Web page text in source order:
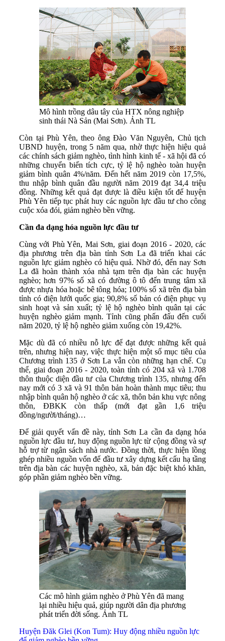
Mô hình trồng dâu tây của HTX nông nghiệp
sinh thái Nà Sản (Mai Sơn). Ảnh TL
Còn tại Phù Yên, theo ông Đào Văn Nguyên, Chủ tịch
UBND huyện, trong 5 năm qua, nhờ thực hiện hiệu quả
các chính sách giảm nghèo, tình hình kinh tế - xã hội đã có
những chuyển biến tích cực, tỷ lệ hộ nghèo toàn huyện
giảm bình quân 4%/năm. Đến hết năm 2019 còn 17,5%,
thu nhập bình quân đầu người năm 2019 đạt 34,4 triệu
đồng. Những kết quả đạt được là điều kiện tốt để huyện
Phù Yên tiếp tục phát huy các nguồn lực đầu tư cho công
cuộc xóa đói, giảm nghèo bền vững.
Cần đa dạng hóa nguồn lực đầu tư
Cùng với Phù Yên, Mai Sơn, giai đoạn 2016 - 2020, các
địa phương trên địa bàn tỉnh Sơn La đã triển khai các
nguồn lực giảm nghèo có hiệu quả. Nhờ đó, đến nay Sơn
La đã hoàn thành xóa nhà tạm trên địa bàn các huyện
nghèo; hơn 97% số xã có đường ô tô đến trung tâm xã
được nhựa hóa hoặc bê tông hóa; 100% số xã trên địa bàn
tỉnh có điện lưới quốc gia; 90,8% số bản có điện phục vụ
sinh hoạt và sản xuất; tỷ lệ hộ nghèo bình quân tại các
huyện nghèo giảm mạnh. Tỉnh cũng phấn đấu đến cuối
năm 2020, tỷ lệ hộ nghèo giảm xuống còn 19,42%.
Mặc dù đã có nhiều nỗ lực để đạt được những kết quả
trên, nhưng hiện nay, việc thực hiện một số mục tiêu của
Chương trình 135 ở Sơn La vẫn còn những hạn chế. Cụ
thể, giai đoạn 2016 - 2020, toàn tỉnh có 204 xã và 1.708
thôn thuộc diện đầu tư của Chương trình 135, nhưng đến
nay mới có 3 xã và 91 thôn bản hoàn thành mục tiêu; thu
nhập bình quân hộ nghèo ở các xã, thôn bản khu vực nông
thôn, ĐBKK còn thấp (mới đạt gần 1,6 triệu
đồng/người/tháng)…
Để giải quyết vấn đề này, tỉnh Sơn La cần đa dạng hóa
nguồn lực đầu tư, huy động nguồn lực từ cộng đồng và sự
hỗ trợ từ ngân sách nhà nước. Đồng thời, thực hiện lồng
ghép nhiều nguồn vốn để đầu tư xây dựng kết cấu hạ tầng
trên địa bàn các huyện nghèo, xã, bản đặc biệt khó khăn,
góp phần giảm nghèo bền vững.
Các mô hình giảm nghèo ở Phù Yên đã mang
lại nhiều hiệu quả, giúp người dân địa phương
phát triển đời sống. Ảnh TL
Huyện Đăk Glei (Kon Tum): Huy động nhiều nguồn lực